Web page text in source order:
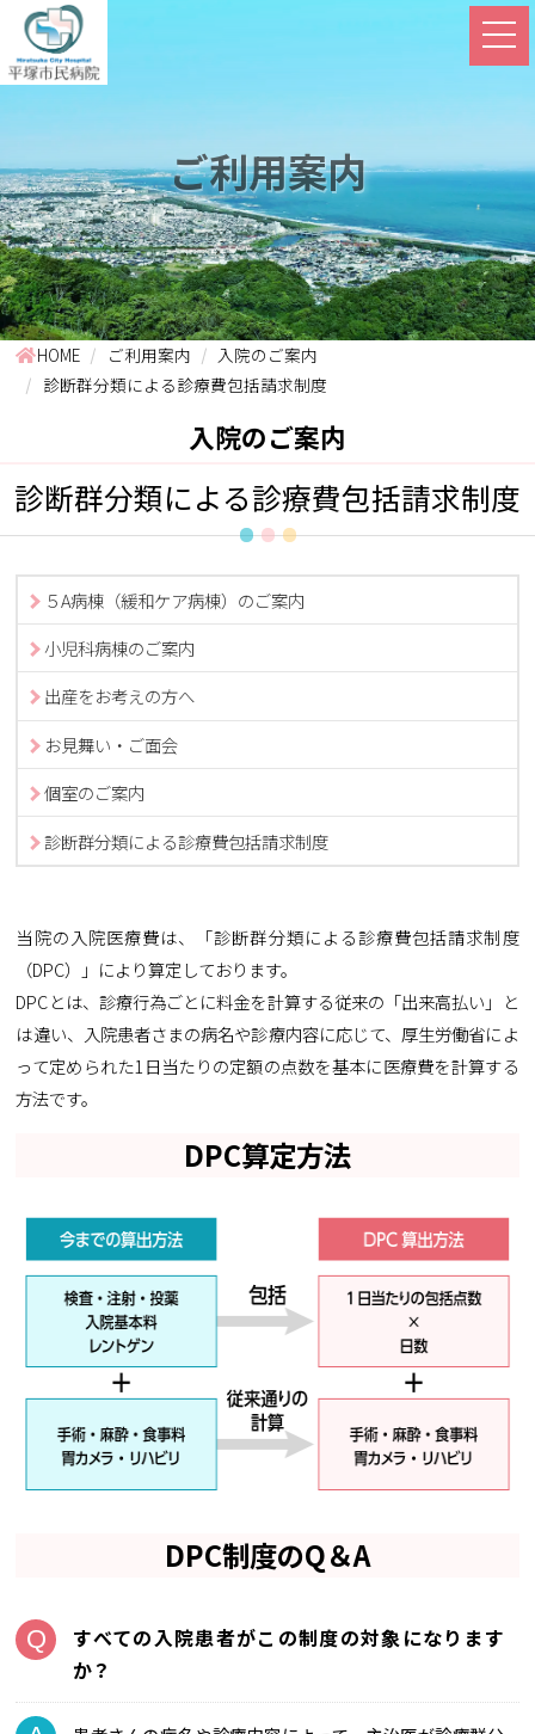
ご利用案内
HOME ご利用案内
入院のご案内
診断群分類による診療費包括請求制度
入院のご案内
診断群分類による診療費包括請求制度
５A病棟（緩和ケア病棟）のご案内
小児科病棟のご案内
出産をお考えの方へ
お見舞い・ご面会
個室のご案内
診断群分類による診療費包括請求制度
当院の入院医療費は、「診断群分類による診療費包括請求制度
（DPC）」により算定しております。
DPCとは、診療行為ごとに料金を計算する従来の「出来高払い」と
は違い、入院患者さまの病名や診療内容に応じて、厚生労働省によ
って定められた1日当たりの定額の点数を基本に医療費を計算する
方法です。
DPC算定方法
DPC制度のQ＆A
すべての入院患者がこの制度の対象になります
か？